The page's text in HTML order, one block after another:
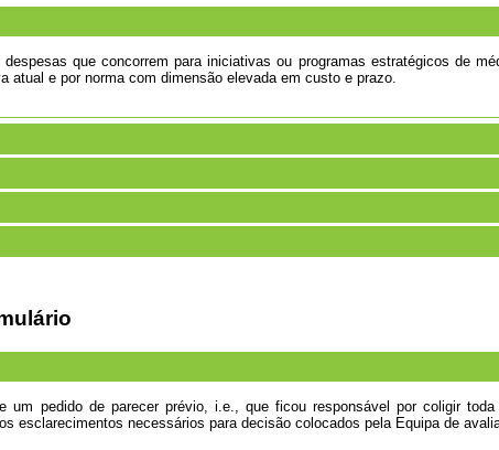
que concorrem para iniciativas ou programas estratégicos de
atual e por norma com dimensão elevada em custo e prazo.
um pedido de parecer prévio, i.e., que ficou responsável por coligir
esclarecimentos necessários para decisão colocados pela Equipa de